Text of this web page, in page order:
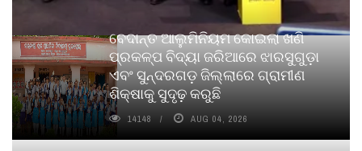
ବେଦାନ୍ତ ଆଲୁମିନିୟମ କୋଇଲା ଖଣି
ପ୍ରକଳ୍ପ ବିଦ୍ୟା ଜରିଆରେ ଝାରସୁଗୁଡ଼ା
ଏବଂ ସୁନ୍ଦରଗଡ଼ ଜିଲ୍ଲାରେ ଗ୍ରାମୀଣ
ଶିକ୍ଷାକୁ ସୁଦୃଢ଼ କରୁଛି
14148 AUG 04, 2026